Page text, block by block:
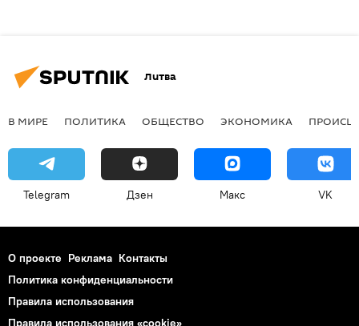
Литва
В МИРЕ ПОЛИТИКА ОБЩЕСТВО ЭКОНОМИКА
Telegram Дзен Макс VK
О проекте Реклама Контакты
Политика конфиденциальности
Правила использования
Правила использования «cookie»